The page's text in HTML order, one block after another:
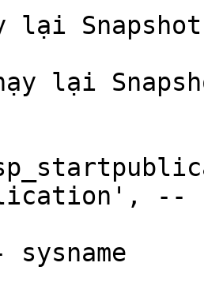
lại
lại
--